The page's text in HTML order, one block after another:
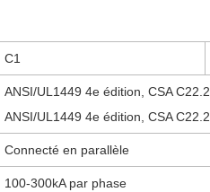
C1
ANSI/UL1449 4e édition, CSA C22.2
ANSI/UL1449 4e édition, CSA C22.2
Connecté en parallèle
100-300kA par phase